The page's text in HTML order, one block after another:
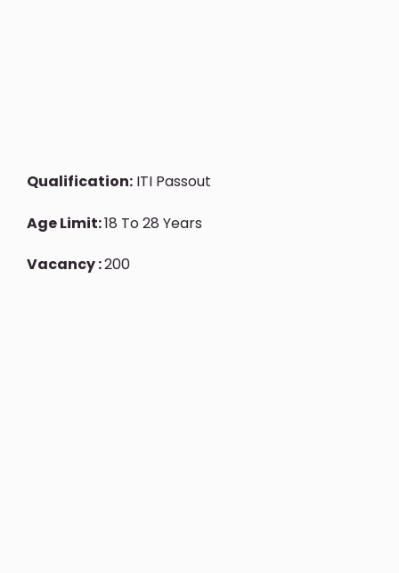
Qualification: ITI Passout
Age Limit:18 To 28 Years
Vacancy :200